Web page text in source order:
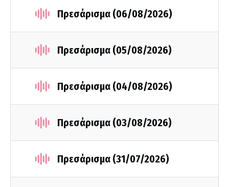
Πρεσάρισμα (06/08/2026)
Πρεσάρισμα (05/08/2026)
Πρεσάρισμα (04/08/2026)
Πρεσάρισμα (03/08/2026)
Πρεσάρισμα (31/07/2026)